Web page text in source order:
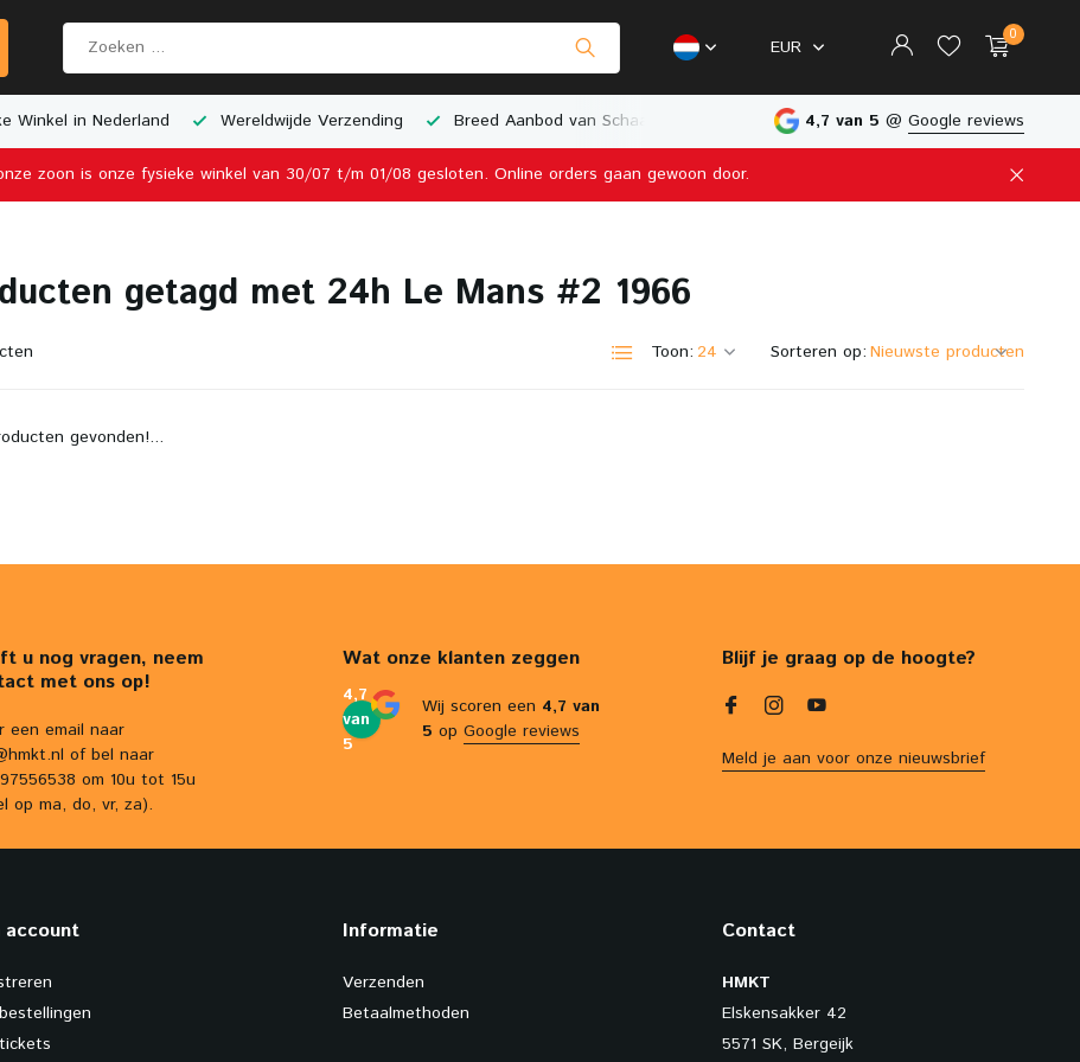
EUR
0
Winkel in Nederland Wereldwijde Verzending Breed Aanbod van Schaalmodellen Fysieke Winkel in Nederland
4,7 van 5 @ Google reviews
zoon is onze fysieke winkel van 30/07 t/m 01/08 gesloten. Online orders gaan gewoon door.
getagd met 24h Le Mans #2 1966
Toon: Sorteren op:
gevonden!...
u nog vragen, neem
met ons op!
een email naar
of bel naar
om 10u tot 15u
op ma, do, vr, za).
Wat onze klanten zeggen
4,7
van
5
Wij scoren een 4,7 van
5 op Google reviews
Blijf je graag op de hoogte?
Meld je aan voor onze nieuwsbrief
account Informatie
Verzenden
Betaalmethoden
Contact
HMKT
Elskensakker 42
5571 SK, Bergeijk